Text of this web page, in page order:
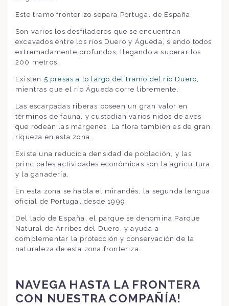
Este tramo fronterizo separa Portugal de España.
Son varios los desfiladeros que se encuentran
excavados entre los ríos Duero y Águeda, siendo todos
extremadamente profundos, llegando a superar los
200 metros.
Existen 5 presas a lo largo del tramo del río Duero
mientras que el río Águeda corre libremente.
Las escarpadas riberas poseen un gran valor en
términos de fauna, y custodian varios nidos de aves
que rodean las márgenes. La flora también es de gran
riqueza en esta zona.
Existe una reducida densidad de población, y las
principales actividades económicas son la agricultura
y la ganadería.
En esta zona se habla el mirandés, la segunda lengua
oficial de Portugal desde 1999.
Del lado de España, el parque se denomina Parque
Natural de Arribes del Duero, y ayuda a
complementar la protección y conservación de la
naturaleza de esta zona fronteriza.
NAVEGA HASTA LA FRONTERA
CON NUESTRA COMPAÑÍA!